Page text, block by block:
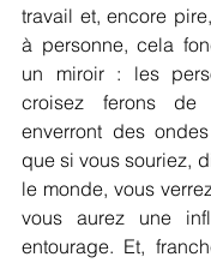
travail et, encore
à personne, cela
un miroir : les
croisez ferons
enverront des
que si vous souriez,
le monde, vous
vous aurez une
entourage. Et,